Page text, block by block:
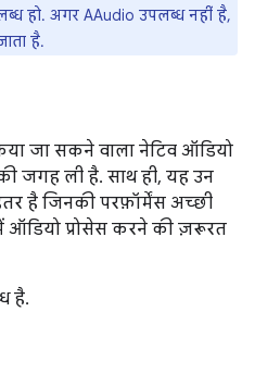
हो. अगर AAudio उपलब्ध नहीं है,
है.
जा सकने वाला नेटिव ऑडियो
जगह ली है. साथ ही, यह उन
है जिनकी परफ़ॉर्मेंस अच्छी
प्रोसेस करने की ज़रूरत
है.